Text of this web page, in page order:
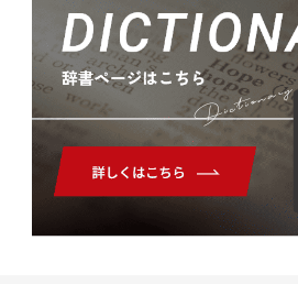
Dictionary